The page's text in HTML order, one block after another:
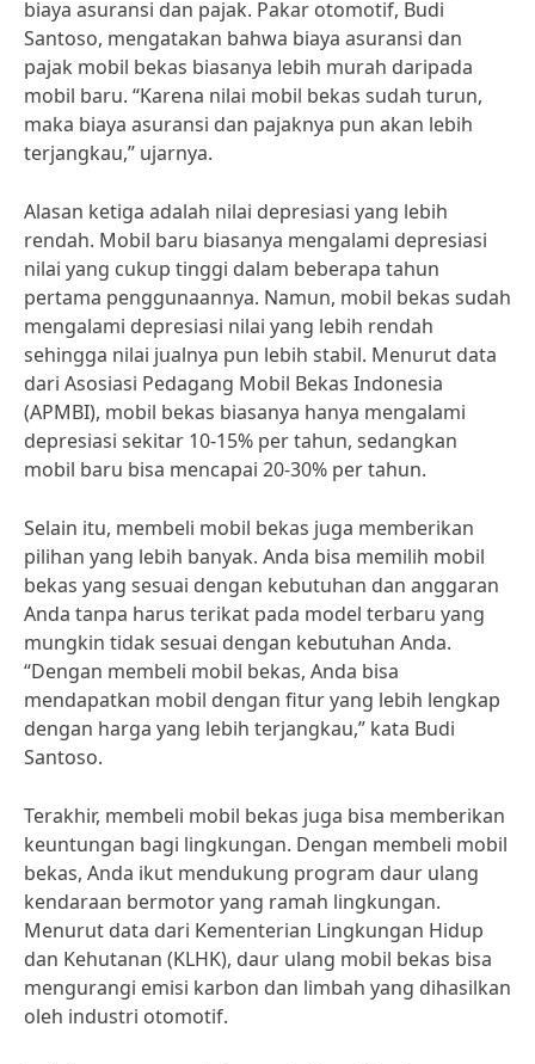
biaya asuransi dan pajak. Pakar otomotif, Budi
Santoso, mengatakan bahwa biaya asuransi dan
pajak mobil bekas biasanya lebih murah daripada
mobil baru. “Karena nilai mobil bekas sudah turun,
maka biaya asuransi dan pajaknya pun akan lebih
terjangkau,” ujarnya.
Alasan ketiga adalah nilai depresiasi yang lebih
rendah. Mobil baru biasanya mengalami depresiasi
nilai yang cukup tinggi dalam beberapa tahun
pertama penggunaannya. Namun, mobil bekas sudah
mengalami depresiasi nilai yang lebih rendah
sehingga nilai jualnya pun lebih stabil. Menurut data
dari Asosiasi Pedagang Mobil Bekas Indonesia
(APMBI), mobil bekas biasanya hanya mengalami
depresiasi sekitar 10-15% per tahun, sedangkan
mobil baru bisa mencapai 20-30% per tahun.
Selain itu, membeli mobil bekas juga memberikan
pilihan yang lebih banyak. Anda bisa memilih mobil
bekas yang sesuai dengan kebutuhan dan anggaran
Anda tanpa harus terikat pada model terbaru yang
mungkin tidak sesuai dengan kebutuhan Anda.
“Dengan membeli mobil bekas, Anda bisa
mendapatkan mobil dengan fitur yang lebih lengkap
dengan harga yang lebih terjangkau,” kata Budi
Santoso.
Terakhir, membeli mobil bekas juga bisa memberikan
keuntungan bagi lingkungan. Dengan membeli mobil
bekas, Anda ikut mendukung program daur ulang
kendaraan bermotor yang ramah lingkungan.
Menurut data dari Kementerian Lingkungan Hidup
dan Kehutanan (KLHK), daur ulang mobil bekas bisa
mengurangi emisi karbon dan limbah yang dihasilkan
oleh industri otomotif.